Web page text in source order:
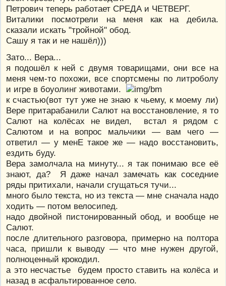
Петрович теперь работает СРЕДА и ЧЕТВЕРГ.
Виталики посмотрели на меня как на дебила.
сказали искать "тройной" обод.
Сашу я так и не нашёл)))
Зато... Вера...
я подошёл к ней с двумя товарищами, они все на
меня чем-то похожи, все спортсмены по литроболу
и игре в боуолинг животами.
к счастью(вот тут уже не знаю к чьему, к моему ли)
Вере притарабанили Салют на восстановление, я то
Салют на колёсах не видел, встал я рядом с
Салютом и на вопрос мальчики — вам чего —
ответил — у менЕ такое же — надо восстановить,
ездить буду.
Вера замолчала на минуту... я так понимаю все её
знают, да? Я даже начал замечать как соседние
ряды притихали, начали сгущаться тучи...
много было текста, но из текста — мне сначала надо
ходить — потом велосипед.
надо двойной пистонированный обод, и вообще не
Салют.
после длительного разговора, примерно на полтора
часа, пришли к выводу — что мне нужен другой,
полноценный крокодил.
а это несчастье будем просто ставить на колёса и
назад в асфальтированное село.